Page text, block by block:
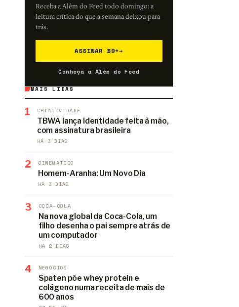
Receba a Além do Feed todo domingo: a
leitura crítica do que a semana deixou para
trás.
ASSINAR B9+→
Conheça a Além do Feed
MAIS LIDAS
1 CRIATIVIDADE
TBWA lança identidade feita à mão,
com assinatura brasileira
HÁ 3 DIAS
2 CINEMÁTICO
Homem-Aranha: Um Novo Dia
HÁ 3 DIAS
3 COCA-COLA
Na nova global da Coca-Cola, um
filho desenha o pai sempre atrás de
um computador
HÁ 2 DIAS
4 NEGÓCIOS
Spaten põe whey protein e
colágeno numa receita de mais de
600 anos